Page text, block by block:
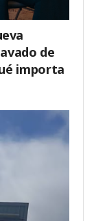
de
importa